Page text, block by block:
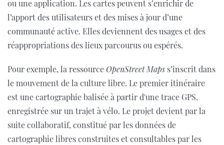
ou une application. Les cartes peuvent s’enrichir de
l’apport des utilisateurs et des mises à jour d’une
communauté active. Elles deviennent des usages et des
réappropriations des lieux parcourus ou espérés.
Pour exemple, la ressource OpenStreet Maps s’inscrit dans
le mouvement de la culture libre. Le premier itinéraire
est une cartographie balisée à partir d'une trace GPS,
enregistrée sur un trajet à vélo. Le projet devient par la
suite collaboratif, constitué par les données de
cartographie libres construites et consultables par les